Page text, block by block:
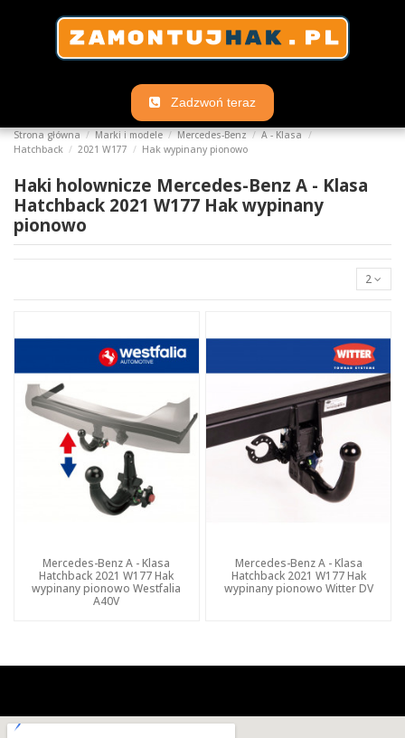
Zadzwoń teraz
Strona główna Marki i modele Mercedes-Benz
A - Klasa
Hatchback
2021 W177 Hak wypinany pionowo
Haki holownicze Mercedes-Benz A - Klasa
Hatchback 2021 W177 Hak wypinany
pionowo
2
Mercedes-Benz A - Klasa
Hatchback 2021 W177 Hak
wypinany pionowo Westfalia
A40V
Mercedes-Benz A - Klasa
Hatchback 2021 W177 Hak
wypinany pionowo Witter DV